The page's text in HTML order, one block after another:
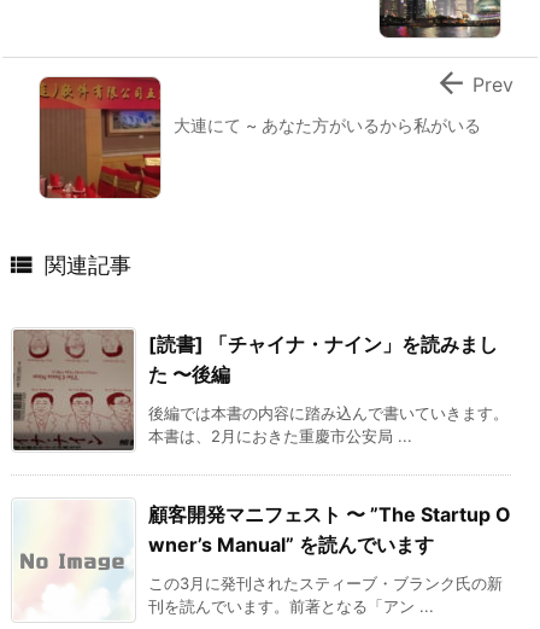
大連にて ~ あなた方がいるから私がいる
 Prev
 関連記事
[読書] 「チャイナ・ナイン」を読みまし
た 〜後編
後編では本書の内容に踏み込んで書いていきます。
本書は、2月におきた重慶市公安局 ...
顧客開発マニフェスト 〜 ”The Startup O
wner’s Manual” を読んでいます
この3月に発刊されたスティーブ・ブランク氏の新
刊を読んでいます。前著となる「アン ...